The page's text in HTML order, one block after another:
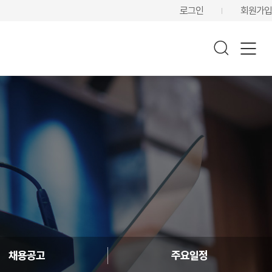
로그인 회원가입
채용공고 주요일정